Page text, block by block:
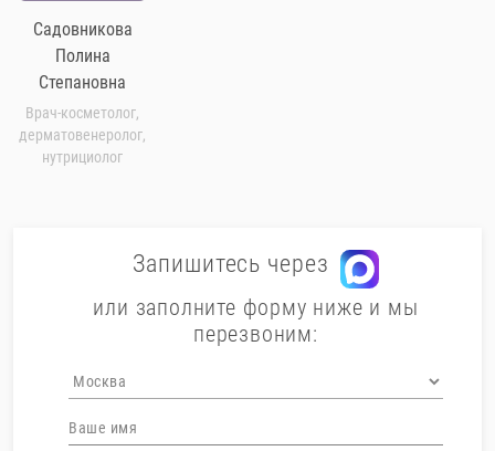
Садовникова
Полина
Степановна
Врач-косметолог,
дерматовенеролог,
нутрициолог
Запишитесь через
или заполните форму ниже и мы
перезвоним: